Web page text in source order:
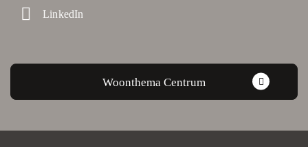
LinkedIn
Woonthema Centrum